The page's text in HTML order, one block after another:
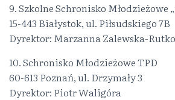
9. Szkolne Schronisko Młodzieżowe
15-443 Białystok, ul. Piłsudskiego 7B
Dyrektor: Marzanna Zalewska-
10. Schronisko Młodzieżowe TPD
60-613 Poznań, ul. Drzymały 3
Dyrektor: Piotr Waligóra